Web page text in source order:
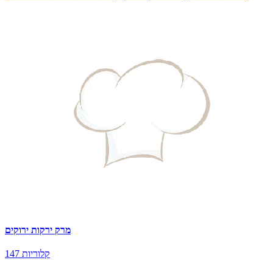
מרק ירקות ירוקים
147 קלוריות